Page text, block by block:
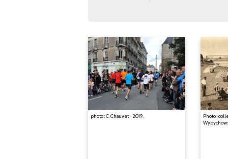
photo : C. Chauvet - 2019.
Photo :